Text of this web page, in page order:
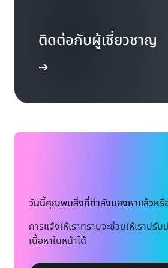
ติดต่อกับผู้เชี่ยวชาญ
วันนี้คุณพบสิ่งที่กำลังมองหาแล้วหรื
การแจ้งให้เราทราบจะช่วยให้เราป
เนื้อหาในหน้าได้